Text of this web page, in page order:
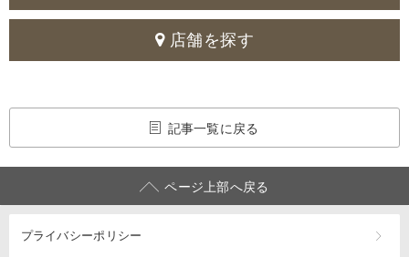
店舗を探す
記事一覧に戻る
ページ上部へ戻る
プライバシーポリシー